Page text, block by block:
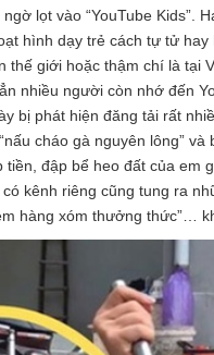
lọt vào “YouTube Kids”.
hình dạy trẻ cách tự tử
thế giới hoặc thậm chí là tại
nhiều người còn nhớ đến
bị phát hiện đăng tải rất
cháo gà nguyên lông”
tiền, đập bể heo đất của em
kênh riêng cũng tung ra
hàng xóm thưởng thức”…